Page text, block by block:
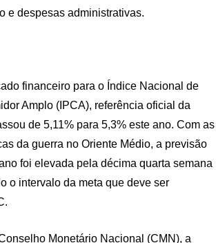
e despesas administrativas.
financeiro para o Índice Nacional de
Amplo (IPCA), referência oficial da
de 5,11% para 5,3% este ano. Com as
da guerra no Oriente Médio, a previsão
foi elevada pela décima quarta semana
o intervalo da meta que deve ser
Monetário Nacional (CMN), a